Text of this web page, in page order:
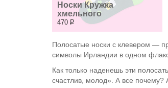
Носки Кружка
хмельного
470 Р
Полосатые носки с клевером —
символы Ирландии в одном
Как только наденешь эти
счастлив, молод». А все